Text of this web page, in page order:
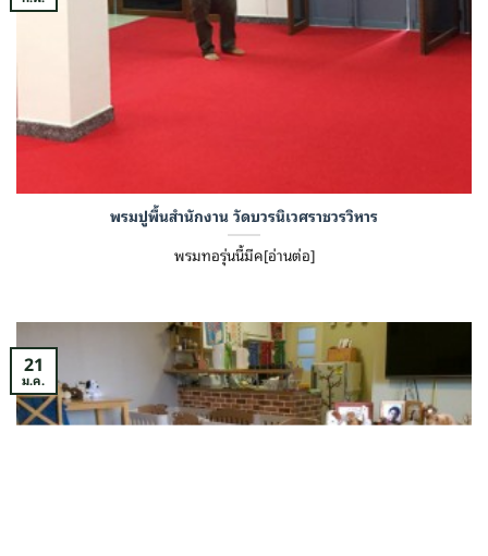
พรมปูพื้นสำนักงาน วัดบวรนิเวศราชวรวิหาร
พรมทอรุ่นนี้มีค[อ่านต่อ]
21
ม.ค.